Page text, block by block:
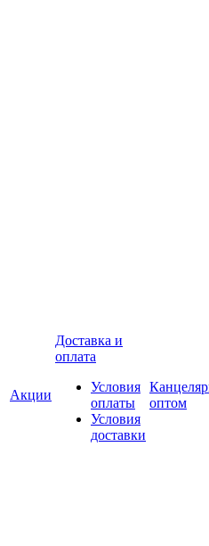
Акции
Доставка и
оплата
Условия
оплаты
Условия
доставки
оптом